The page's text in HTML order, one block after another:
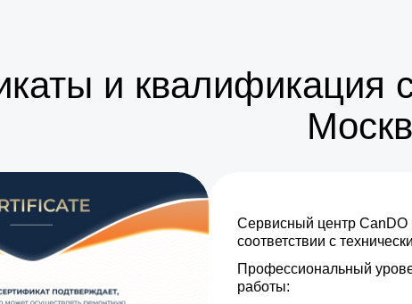
и квалификация
Сервисный центр CanDO
соответствии с
Профессиональный
работы: